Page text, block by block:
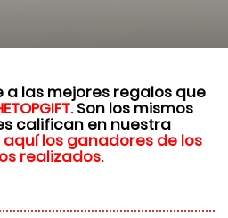
a las mejores regalosque
Son los mismos
califican en nuestra
aquí los ganadores de los
realizados.